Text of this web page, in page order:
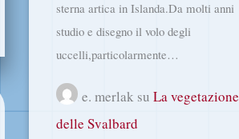
sterna artica in Islanda.Da molti anni
studio e disegno il volo degli
uccelli,particolarmente…
e. merlak suLa vegetazione
delle Svalbard